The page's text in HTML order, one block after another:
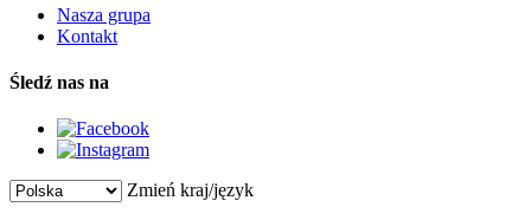
Nasza grupa
Kontakt
Śledź nas na
Zmień kraj/język